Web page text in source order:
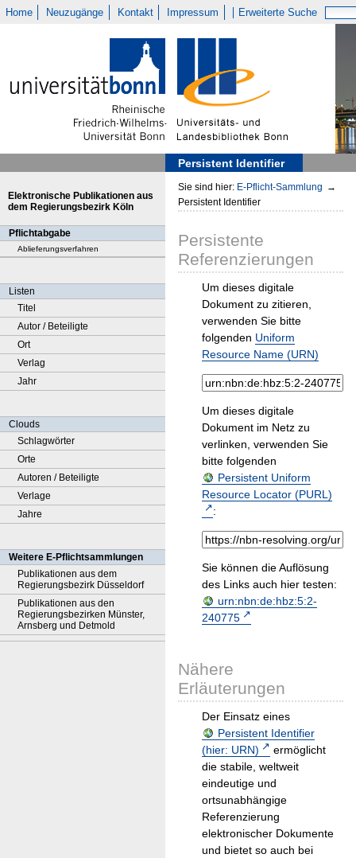
Home Neuzugänge Kontakt Impressum Erweiterte Suche
Persistent Identifier
Elektronische Publikationen aus
dem Regierungsbezirk Köln
Pflichtabgabe
Ablieferungsverfahren
Listen
Titel
Autor / Beteiligte
Ort
Verlag
Jahr
Clouds
Schlagwörter
Orte
Autoren / Beteiligte
Verlage
Jahre
Weitere E-Pflichtsammlungen
Publikationen aus dem
Regierungsbezirk Düsseldorf
Publikationen aus den
Regierungsbezirken Münster,
Arnsberg und Detmold
Sie sind hier: E-Pflicht-Sammlung →
Persistent Identifier
Persistente
Referenzierungen
Um dieses digitale
Dokument zu zitieren,
verwenden Sie bitte
folgenden Uniform
Resource Name (URN)
Um dieses digitale
Dokument im Netz zu
verlinken, verwenden Sie
bitte folgenden
Persistent Uniform
Resource Locator (PURL)
:
Sie können die Auflösung
des Links auch hier testen:
urn:nbn:de:hbz:5:2-
240775
Nähere
Erläuterungen
Der Einsatz eines
Persistent Identifier
(hier: URN)
ermöglicht
die stabile, weltweit
eindeutige und
ortsunabhängige
Referenzierung
elektronischer Dokumente
und bietet so auch bei